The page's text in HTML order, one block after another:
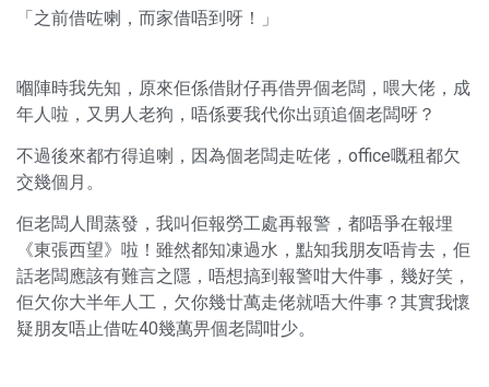
「之前借咗喇，而家借唔到呀！」
嗰陣時我先知，原來佢係借財仔再借畀個老闆，喂大佬，成
年人啦，又男人老狗，唔係要我代你出頭追個老闆呀？
不過後來都冇得追喇，因為個老闆走咗佬，office嘅租都欠
交幾個月。
佢老闆人間蒸發，我叫佢報勞工處再報警，都唔爭在報埋
《東張西望》啦！雖然都知凍過水，點知我朋友唔肯去，佢
話老闆應該有難言之隱，唔想搞到報警咁大件事，幾好笑，
佢欠你大半年人工，欠你幾廿萬走佬就唔大件事？其實我懷
疑朋友唔止借咗40幾萬畀個老闆咁少。